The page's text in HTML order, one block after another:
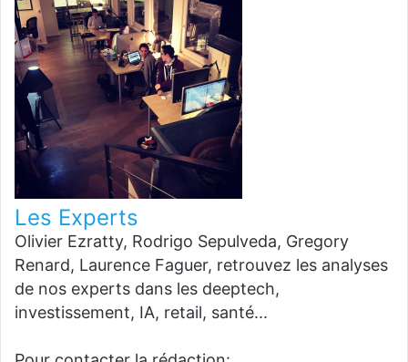
Les Experts
Olivier Ezratty, Rodrigo Sepulveda, Gregory
Renard, Laurence Faguer, retrouvez les analyses
de nos experts dans les deeptech,
investissement, IA, retail, santé...